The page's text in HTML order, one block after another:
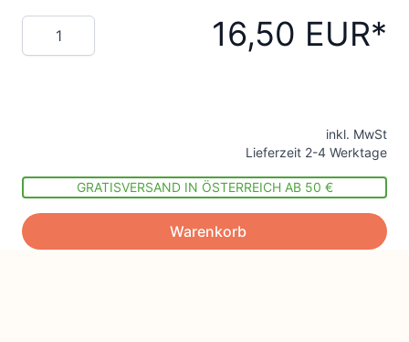
Menge 16,50 EUR
inkl. MwSt
Lieferzeit 2-4 Werktage
GRATISVERSAND IN ÖSTERREICH AB 50 €
Warenkorb